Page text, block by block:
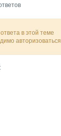
в этой теме
авторизоваться.